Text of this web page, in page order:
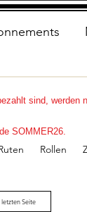
Rollen
sind, werden
SOMMER26.
letzten Seite